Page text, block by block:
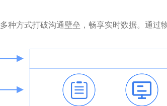
多种方式打破沟通壁垒，畅享实时数据。通过